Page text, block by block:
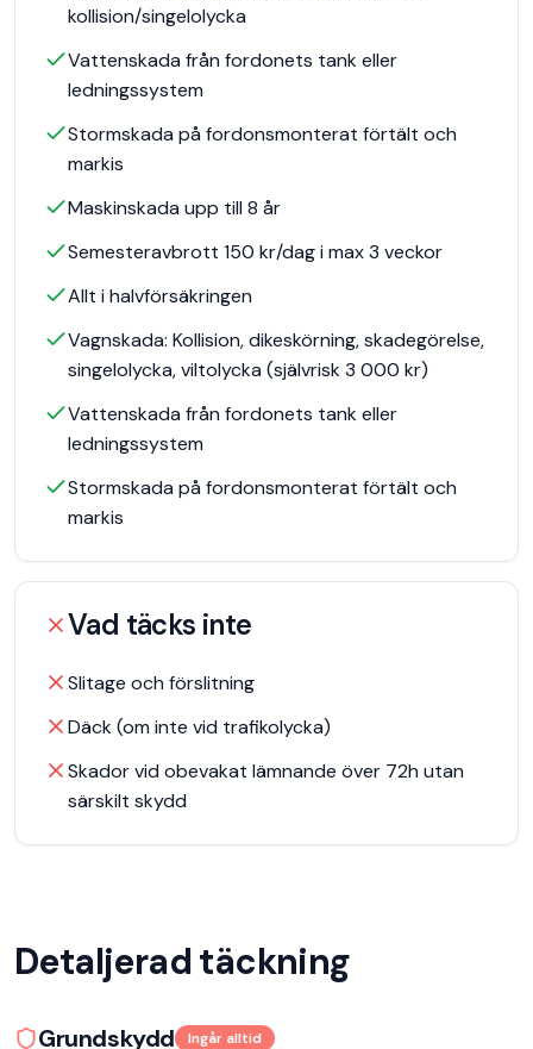
kollision/singelolycka
Vattenskada från fordonets tank eller
ledningssystem
Stormskada på fordonsmonterat förtält och
markis
Maskinskada upp till 8 år
Semesteravbrott 150 kr/dag i max 3 veckor
Allt i halvförsäkringen
Vagnskada: Kollision, dikeskörning, skadegörelse,
singelolycka, viltolycka (självrisk 3 000 kr)
Vattenskada från fordonets tank eller
ledningssystem
Stormskada på fordonsmonterat förtält och
markis
Vad täcks inte
Slitage och förslitning
Däck (om inte vid trafikolycka)
Skador vid obevakat lämnande över 72h utan
särskilt skydd
Detaljerad täckning
Grundskydd Ingår alltid